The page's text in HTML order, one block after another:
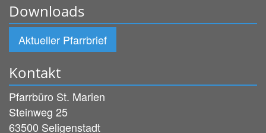
Downloads
Aktueller Pfarrbrief
Kontakt
Pfarrbüro St. Marien
Steinweg 25
63500 Seligenstadt